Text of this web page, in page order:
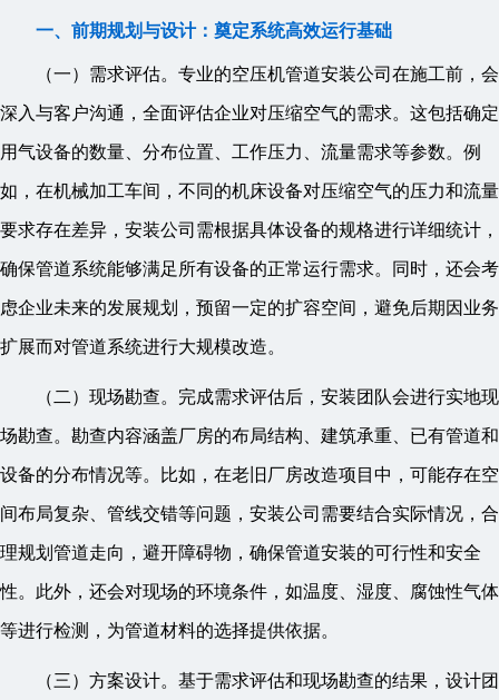
一、前期规划与设计：奠定系统高效运行基础
（一）需求评估。专业的空压机管道安装公司在施工前，会
深入与客户沟通，全面评估企业对压缩空气的需求。这包括确定
用气设备的数量、分布位置、工作压力、流量需求等参数。例
如，在机械加工车间，不同的机床设备对压缩空气的压力和流量
要求存在差异，安装公司需根据具体设备的规格进行详细统计，
确保管道系统能够满足所有设备的正常运行需求。同时，还会考
虑企业未来的发展规划，预留一定的扩容空间，避免后期因业务
扩展而对管道系统进行大规模改造。
（二）现场勘查。完成需求评估后，安装团队会进行实地现
场勘查。勘查内容涵盖厂房的布局结构、建筑承重、已有管道和
设备的分布情况等。比如，在老旧厂房改造项目中，可能存在空
间布局复杂、管线交错等问题，安装公司需要结合实际情况，合
理规划管道走向，避开障碍物，确保管道安装的可行性和安全
性。此外，还会对现场的环境条件，如温度、湿度、腐蚀性气体
等进行检测，为管道材料的选择提供依据。
（三）方案设计。基于需求评估和现场勘查的结果，设计团